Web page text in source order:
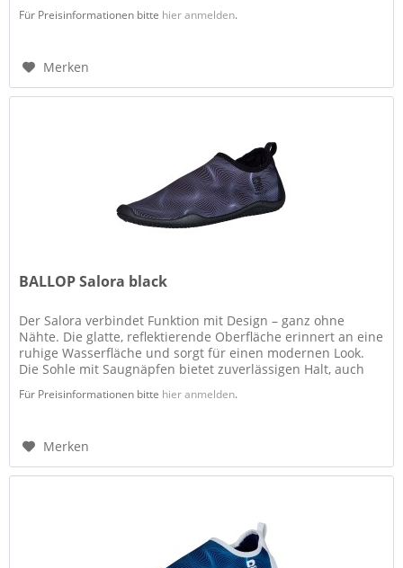
Für Preisinformationen bitte hier anmelden.
Merken
BALLOP Salora black
Der Salora verbindet Funktion mit Design – ganz ohne
Nähte. Die glatte, reflektierende Oberfläche erinnert an eine
ruhige Wasserfläche und sorgt für einen modernen Look.
Die Sohle mit Saugnäpfen bietet zuverlässigen Halt, auch
Für Preisinformationen bitte hier anmelden.
Merken